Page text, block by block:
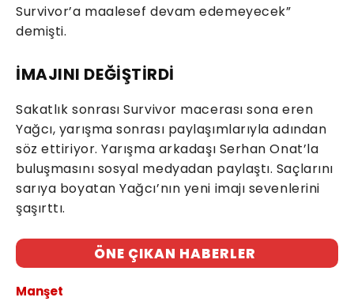
Survivor’a maalesef devam edemeyecek”
demişti.
İMAJINI DEĞİŞTİRDİ
Sakatlık sonrası Survivor macerası sona eren
Yağcı, yarışma sonrası paylaşımlarıyla adından
söz ettiriyor. Yarışma arkadaşı Serhan Onat’la
buluşmasını sosyal medyadan paylaştı. Saçlarını
sarıya boyatan Yağcı’nın yeni imajı sevenlerini
şaşırttı.
ÖNE ÇIKAN HABERLER
Manşet